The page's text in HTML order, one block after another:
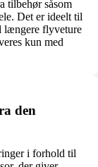
tilbehør såsom
Det er ideelt til
længere flyveture
kun med
den
i forhold til